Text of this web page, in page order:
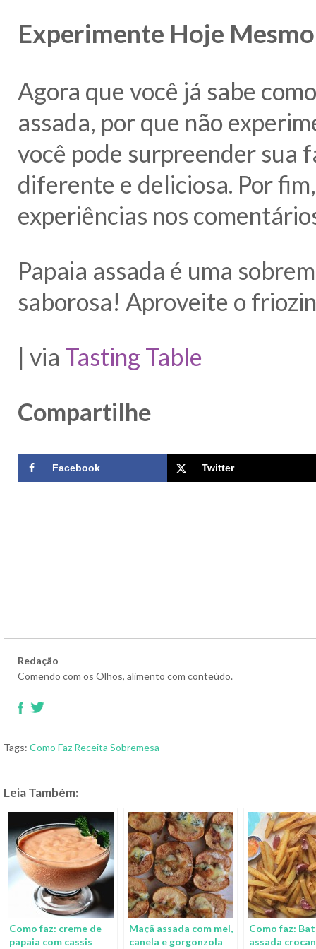
Experimente Hoje
Agora que você já sabe
assada, por que não
você pode surpreender sua
diferente e deliciosa. Por
experiências nos
Papaia assada é uma
saborosa! Aproveite o
| via Tasting Table
Compartilhe
Facebook Twitter
Redação
Comendo com os Olhos, alimento com conteúdo.
Tags: Como Faz Receita Sobremesa
Leia Também:
Como faz: creme de
papaia com cassis
Maçã assada com mel,
canela e gorgonzola
Como faz:
assada